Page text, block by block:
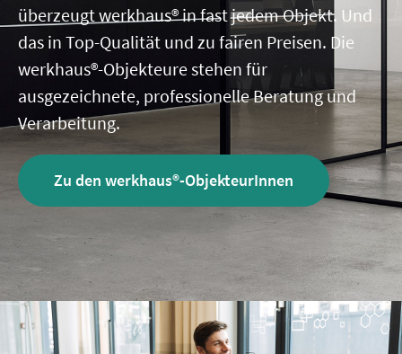
überzeugt werkhaus® in fast jedem Objekt. Und
das in Top-Qualität und zu fairen Preisen. Die
werkhaus®-Objekteure stehen für
ausgezeichnete, professionelle Beratung und
Verarbeitung.
Zu den werkhaus®-ObjekteurInnen